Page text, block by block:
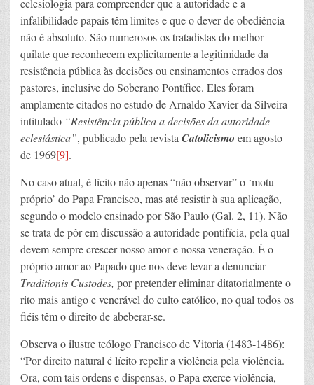
eclesiologia para compreender que a autoridade e a
infalibilidade papais têm limites e que o dever de obediência
não é absoluto. São numerosos os tratadistas do melhor
quilate que reconhecem explicitamente a legitimidade da
resistência pública às decisões ou ensinamentos errados dos
pastores, inclusive do Soberano Pontífice. Eles foram
amplamente citados no estudo de Arnaldo Xavier da Silveira
intitulado “Resistência pública a decisões da autoridade
eclesiástica”, publicado pela revista Catolicismo em agosto
de 1969[9].
No caso atual, é lícito não apenas “não observar” o ‘motu
próprio’ do Papa Francisco, mas até resistir à sua aplicação,
segundo o modelo ensinado por São Paulo (Gal. 2, 11). Não
se trata de pôr em discussão a autoridade pontifícia, pela qual
devem sempre crescer nosso amor e nossa veneração. É o
próprio amor ao Papado que nos deve levar a denunciar
Traditionis Custodes, por pretender eliminar ditatorialmente o
rito mais antigo e venerável do culto católico, no qual todos os
fiéis têm o direito de abeberar-se.
Observa o ilustre teólogo Francisco de Vitoria (1483-1486):
“Por direito natural é lícito repelir a violência pela violência.
Ora, com tais ordens e dispensas, o Papa exerce violência,